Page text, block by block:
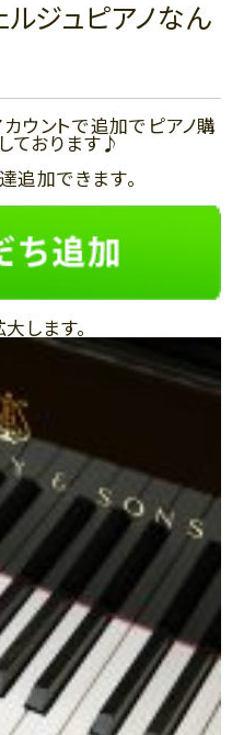
ルジュピアノなん
ウントで追加でピアノ購
ております♪
追加できます。
します。